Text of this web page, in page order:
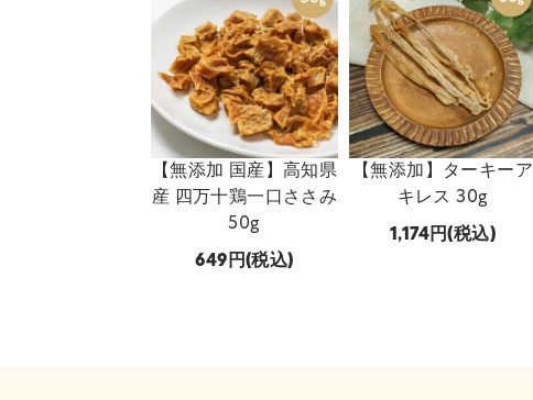
【無添加 国産】高知県
産 四万十鶏一口ささみ
50g
649 (税込)
【無添加】ターキーア
キレス 30g
1,174 (税込)